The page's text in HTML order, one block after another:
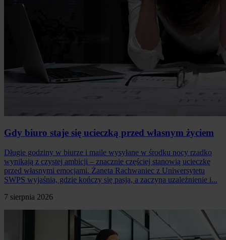
Gdy biuro staje się ucieczką przed własnym życiem
Długie godziny w biurze i maile wysyłane w środku nocy rzadko
wynikają z czystej ambicji – znacznie częściej stanowią ucieczkę
przed własnymi emocjami. Żaneta Rachwaniec z Uniwersytetu
SWPS wyjaśnia, gdzie kończy się pasja, a zaczyna uzależnienie i...
7 sierpnia 2026